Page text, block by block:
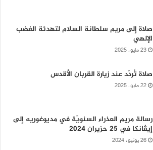
صلاة إلى مريم سلطانة السلام لتهدئة الغضب
الإلهي
23 مايو، 2025
صلاة تُردّد عند زيارة القربان الأقدس
22 مايو، 2025
رسالة مريم العذراء السنويّة في مديوغوريه إلى
إيڤانكا في 25 حزيران 2024
26 يونيو، 2024